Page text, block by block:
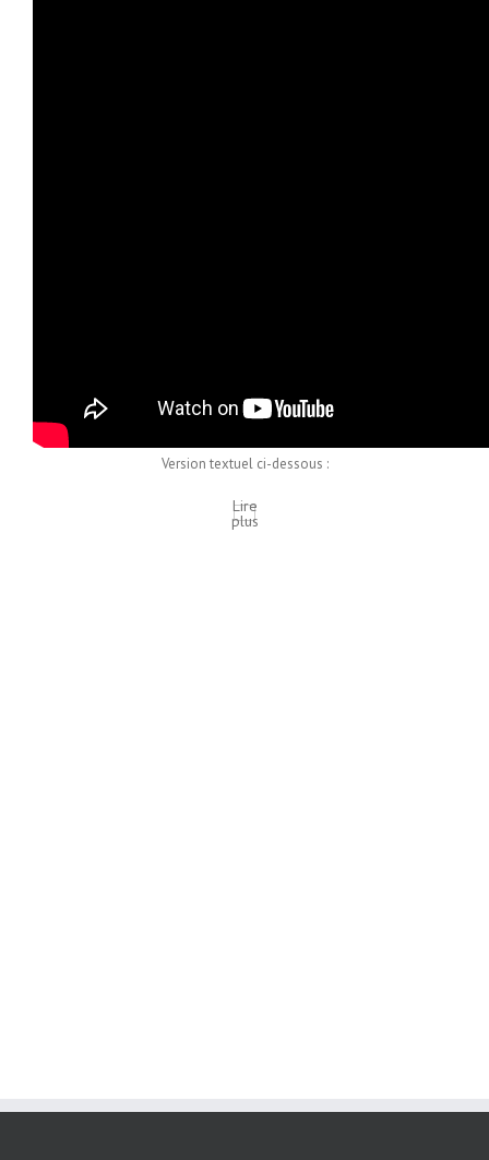
Version textuel ci-dessous :
Lire
plus